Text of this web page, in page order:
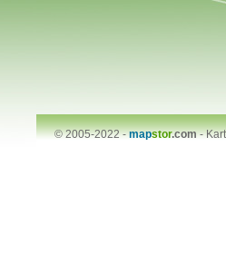
© 2005-2022 -mapstor.com-